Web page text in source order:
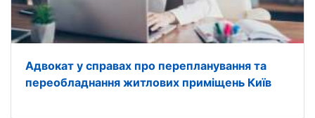
Адвокат у справах про перепланування та
переобладнання житлових приміщень Київ